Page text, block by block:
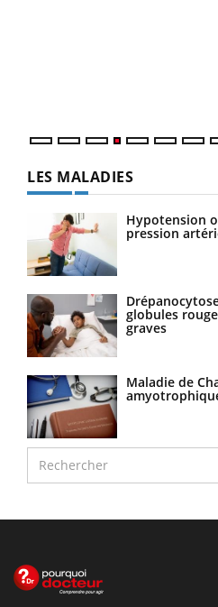
LES MALADIES
Hypotension
pression
globules
graves
Maladie de